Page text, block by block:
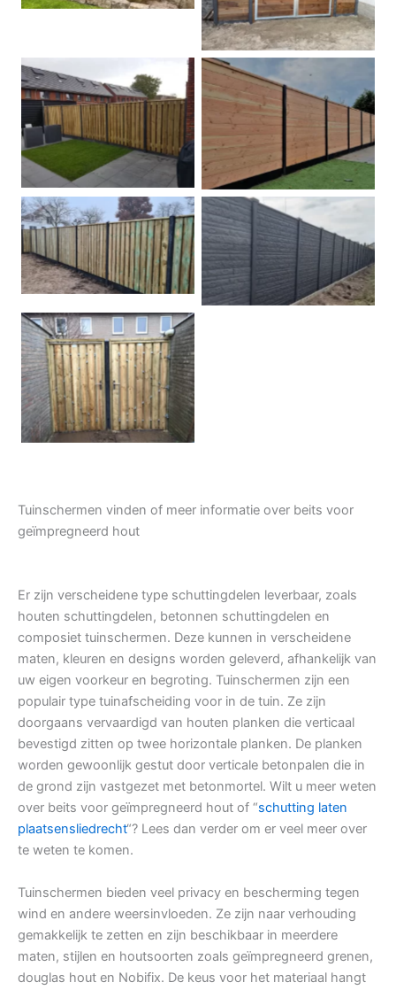
Betonpalen schutting Douglas
Hout beton schuttingen Rots motief antraciet
Tuindeur grenen
Tuinschermen vinden of meer informatie over beits voor
geïmpregneerd hout
Er zijn verscheidene type schuttingdelen leverbaar, zoals
houten schuttingdelen, betonnen schuttingdelen en
composiet tuinschermen. Deze kunnen in verscheidene
maten, kleuren en designs worden geleverd, afhankelijk van
uw eigen voorkeur en begroting. Tuinschermen zijn een
populair type tuinafscheiding voor in de tuin. Ze zijn
doorgaans vervaardigd van houten planken die verticaal
bevestigd zitten op twee horizontale planken. De planken
worden gewoonlijk gestut door verticale betonpalen die in
de grond zijn vastgezet met betonmortel. Wilt u meer weten
over beits voor geïmpregneerd hout of “schutting laten
plaatsensliedrecht“? Lees dan verder om er veel meer over
te weten te komen.
Tuinschermen bieden veel privacy en bescherming tegen
wind en andere weersinvloeden. Ze zijn naar verhouding
gemakkelijk te zetten en zijn beschikbaar in meerdere
maten, stijlen en houtsoorten zoals geïmpregneerd grenen,
douglas hout en Nobifix. De keus voor het materiaal hangt